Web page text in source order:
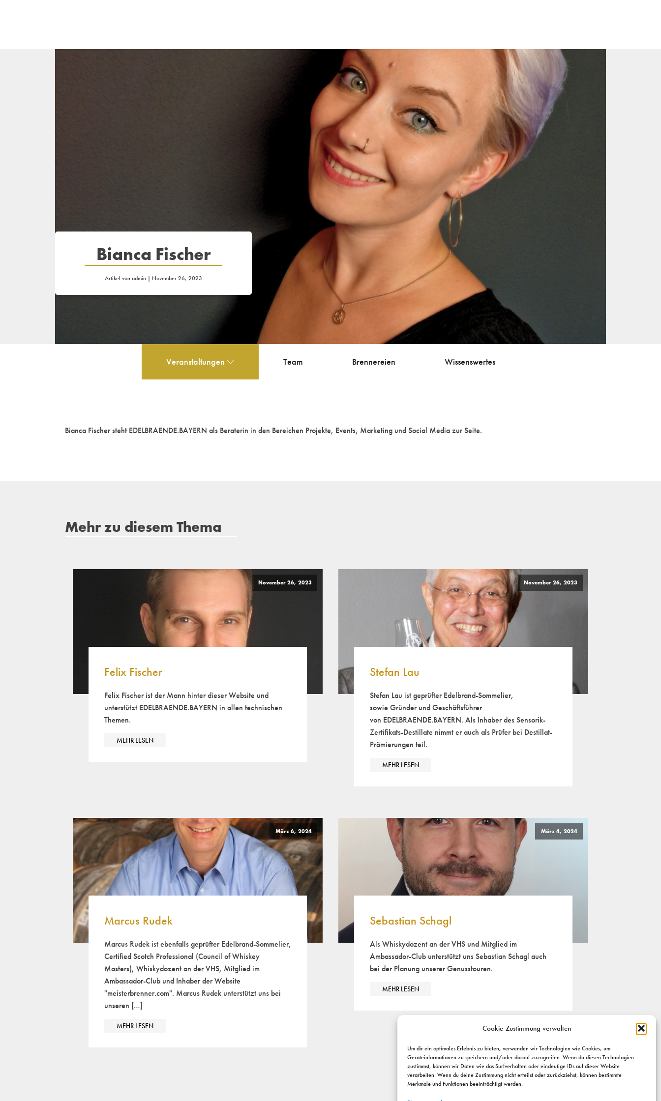
Cookie-Zustimmung verwalten
Um dir ein optimales Erlebnis zu bieten, verwenden wir Technologien wie Cookies, um
Geräteinformationen zu speichern und/oder darauf zuzugreifen. Wenn du diesen Technologien
zustimmst, können wir Daten wie das Surfverhalten oder eindeutige IDs auf dieser Website
verarbeiten. Wenn du deine Zustimmung nicht erteilst oder zurückziehst, können bestimmte
Merkmale und Funktionen beeinträchtigt werden.
Bianca Fischer
Artikel von admin | November 26, 2023
Veranstaltungen Team Brennereien Wissenswertes
Bianca Fischer steht EDELBRAENDE.BAYERN als Beraterin in den Bereichen Projekte, Events, Marketing und Social Media zur Seite.
Mehr zu diesem Thema
November 26, 2023
Felix Fischer
Felix Fischer ist der Mann hinter dieser Website und
unterstützt EDELBRAENDE.BAYERN in allen technischen
Themen.
MEHR LESEN
November 26, 2023
Stefan Lau
Stefan Lau ist geprüfter Edelbrand-Sommelier,
sowie Gründer und Geschäftsführer
von EDELBRAENDE.BAYERN. Als Inhaber des Sensorik-
Zertifikats-Destillate nimmt er auch als Prüfer bei Destillat-
Prämierungen teil.
MEHR LESEN
März 6, 2024
Marcus Rudek
Marcus Rudek ist ebenfalls geprüfter Edelbrand-Sommelier,
Certified Scotch Professional (Council of Whiskey
Masters), Whiskydozent an der VHS, Mitglied im
Ambassador-Club und Inhaber der Website
"meisterbrenner.com". Marcus Rudek unterstützt uns bei
unseren […]
MEHR LESEN
März 4, 2024
Sebastian Schagl
Als Whiskydozent an der VHS und Mitglied im
Ambassador-Club unterstützt uns Sebastian Schagl auch
bei der Planung unserer Genusstouren.
MEHR LESEN